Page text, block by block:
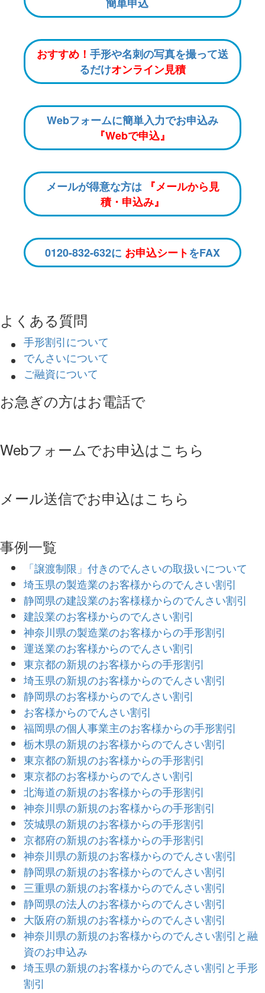
おすすめ！ 手形や名刺の写真を撮って送
るだけオンライン見積
Webフォームに簡単入力でお申込み
『Webで申込』
メールが得意な方は
『メールから見
積・申込み』
0120-832-632に お申込シートをFAX
よくある質問
手形割引について
でんさいについて
ご融資について
お急ぎの方はお電話で
Webフォームでお申込はこちら
メール送信でお申込はこちら
事例一覧
「譲渡制限」付きのでんさいの取扱いについて
埼玉県の製造業のお客様からのでんさい割引
静岡県の建設業のお客様様からのでんさい割引
建設業のお客様からのでんさい割引
神奈川県の製造業のお客様からの手形割引
運送業のお客様からのでんさい割引
東京都の新規のお客様からの手形割引
埼玉県の新規のお客様からのでんさい割引
静岡県のお客様からのでんさい割引
お客様からのでんさい割引
福岡県の個人事業主のお客様からの手形割引
栃木県の新規のお客様からのでんさい割引
東京都の新規のお客様からの手形割引
東京都のお客様からのでんさい割引
北海道の新規のお客様からの手形割引
神奈川県の新規のお客様からの手形割引
茨城県の新規のお客様からの手形割引
京都府の新規のお客様からの手形割引
神奈川県の新規のお客様からのでんさい割引
静岡県の新規のお客様からのでんさい割引
三重県の新規のお客様からのでんさい割引
静岡県の法人のお客様からのでんさい割引
大阪府の新規のお客様からのでんさい割引
神奈川県の新規のお客様からのでんさい割引と融
資のお申込み
埼玉県の新規のお客様からのでんさい割引と手形
割引